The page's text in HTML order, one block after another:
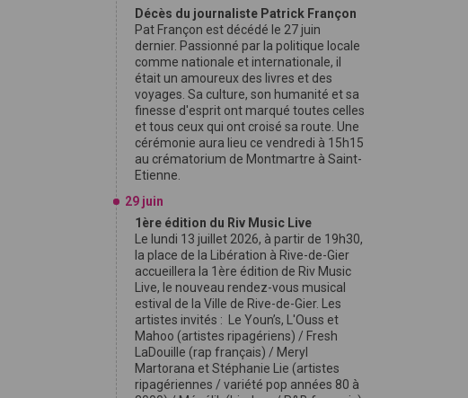
Décès du journaliste Patrick Françon
Pat Françon est décédé le 27 juin
dernier. Passionné par la politique locale
comme nationale et internationale, il
était un amoureux des livres et des
voyages. Sa culture, son humanité et sa
finesse d'esprit ont marqué toutes celles
et tous ceux qui ont croisé sa route. Une
cérémonie aura lieu ce vendredi à 15h15
au crématorium de Montmartre à Saint-
Etienne.
29 juin
1ère édition du Riv Music Live
Le lundi 13 juillet 2026, à partir de 19h30,
la place de la Libération à Rive-de-Gier
accueillera la 1ère édition de Riv Music
Live, le nouveau rendez-vous musical
estival de la Ville de Rive-de-Gier. Les
artistes invités : Le Youn’s, L'Ouss et
Mahoo (artistes ripagériens) / Fresh
LaDouille (rap français) / Meryl
Martorana et Stéphanie Lie (artistes
ripagériennes / variété pop années 80 à